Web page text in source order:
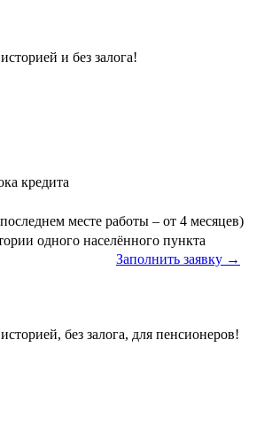
и без залога!
кредита
месте работы – от 4 месяцев)
одного населённого пункта
Заполнить заявку →
без залога, для пенсионеров!